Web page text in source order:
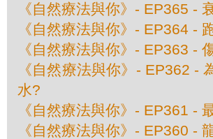
《自然療法與你》- EP365 -
《自然療法與你》- EP364 -
《自然療法與你》- EP363 -
《自然療法與你》- EP362 -
水?
《自然療法與你》- EP361 -
《自然療法與你》- EP360 -